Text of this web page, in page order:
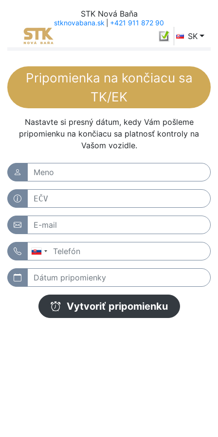
STK Nová Baňa
stknovabana.sk +421 911 872 90
SK
Pripomienka na končiacu sa
TK/EK
Nastavte si presný dátum, kedy Vám pošleme
pripomienku na končiacu sa platnosť kontroly na
Vašom vozidle.
Vytvoriť pripomienku